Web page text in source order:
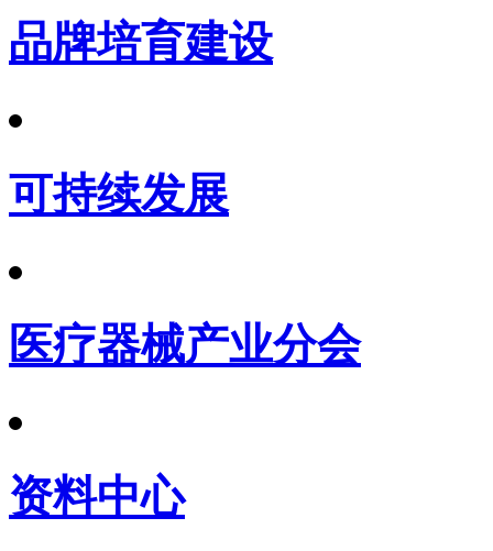
品牌培育建设
可持续发展
医疗器械产业分会
资料中心